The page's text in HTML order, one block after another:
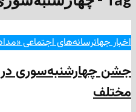
اجتماعی «مداد»
در ایران